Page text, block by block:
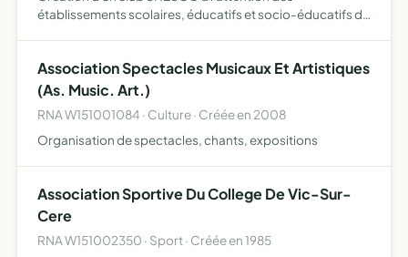
établissements scolaires, éducatifs et socio-éducatifs du
ass…
Association Spectacles Musicaux Et Artistiques
(As. Music. Art.)
RNA W151001084 · Culture · Créée en 2008
Organisation de spectacles, chants, expositions
Association Sportive Du College De Vic-Sur-
Cere
RNA W151002350 · Sport · Créée en 1985